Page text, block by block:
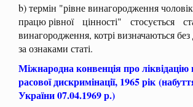
b) термін "рівне винагородження
працю рівної цінності" стосується
винагородження, котрі визначаються без
за ознаками статі.
Міжнародна конвенція про ліквідацію
расової дискримінації, 1965 рік
України 07.04.1969 р.)